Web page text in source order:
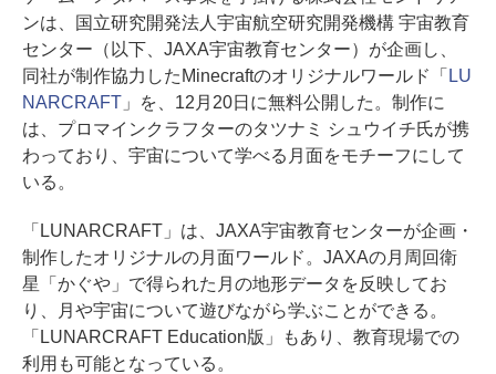
ンは、国立研究開発法人宇宙航空研究開発機構 宇宙教育
センター（以下、JAXA宇宙教育センター）が企画し、
同社が制作協力したMinecraftのオリジナルワールド「 LU
NARCRAFT」を、12月20日に無料公開した。制作に
は、プロマインクラフターのタツナミ シュウイチ氏が携
わっており、宇宙について学べる月面をモチーフにして
いる。
「LUNARCRAFT」は、JAXA宇宙教育センターが企画・
制作したオリジナルの月面ワールド。JAXAの月周回衛
星「かぐや」で得られた月の地形データを反映してお
り、月や宇宙について遊びながら学ぶことができる。
「LUNARCRAFT Education版」もあり、教育現場での
利用も可能となっている。